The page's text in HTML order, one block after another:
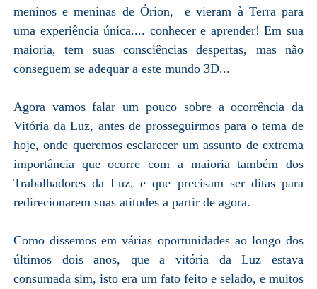
meninos e meninas de Órion, e vieram à Terra para
uma experiência única.... conhecer e aprender! Em sua
maioria, tem suas consciências despertas, mas não
conseguem se adequar a este mundo 3D...
Agora vamos falar um pouco sobre a ocorrência da
Vitória da Luz, antes de prosseguirmos para o tema de
hoje, onde queremos esclarecer um assunto de extrema
importância que ocorre com a maioria também dos
Trabalhadores da Luz, e que precisam ser ditas para
redirecionarem suas atitudes a partir de agora.
Como dissemos em várias oportunidades ao longo dos
últimos dois anos, que a vitória da Luz estava
consumada sim, isto era um fato feito e selado, e muitos